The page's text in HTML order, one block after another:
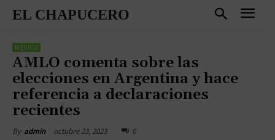
EL CHAPUCERO
MÉXICO
AMLO comenta sobre las
elecciones en Argentina y hace
referencia a declaraciones
recientes
By admin octubre 23, 2023 0